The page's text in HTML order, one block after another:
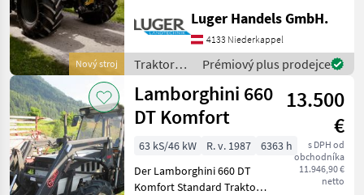
Nový stroj
Zylinder - Hubraum: 3849
cm³ - Elektrohydraulisches
Allrad- und Differentialspe
Luger Handels GmbH.
4133 Niederkappel
Traktory /
Lamborghini
Prémiový plus prodejce
Lamborghini 660
DT Komfort
13.500
€
s DPH od
obchodníka
11.946,90 €
netto
63 kS/46 kW R. v. 1987
6363 h
Der Lamborghini 660 DT
Komfort Standard Traktor